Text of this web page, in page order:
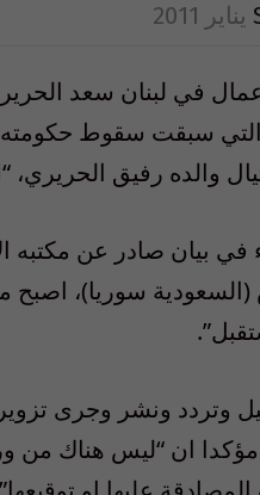
في لبنان سعد
والده رفيق
بيان صادر عن مكتبه
سوريا)، اصبح
وتردد ونشر وجرى
ان “ليس هناك من